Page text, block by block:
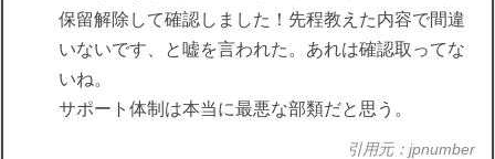
保留解除して確認しました！先程教えた内容で間違
いないです、と嘘を言われた。あれは確認取ってな
いね。
サポート体制は本当に最悪な部類だと思う。
引用元：jpnumber